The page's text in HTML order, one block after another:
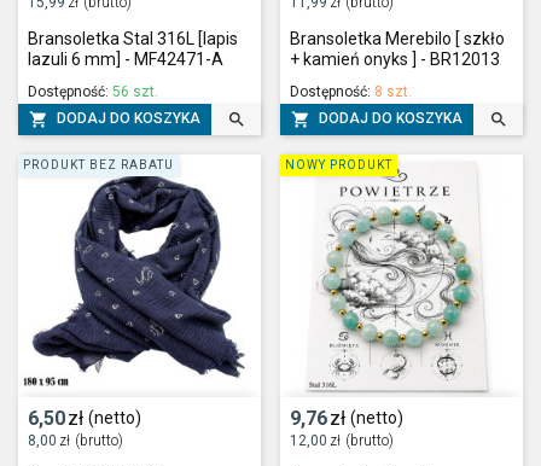
Bransoletka Stal 316L [lapis
lazuli 6 mm] - MF42471-A
Dostępność: 56 szt.
 DODAJ DO KOSZYKA 
Bransoletka Merebilo [ szkło
+ kamień onyks ] - BR12013
Dostępność: 8 szt.
 DODAJ DO KOSZYKA 
6,50zł (netto)
8,00 zł (brutto)
PRODUKT BEZ RABATU
9,76zł (netto)
12,00 zł (brutto)
NOWY PRODUKT